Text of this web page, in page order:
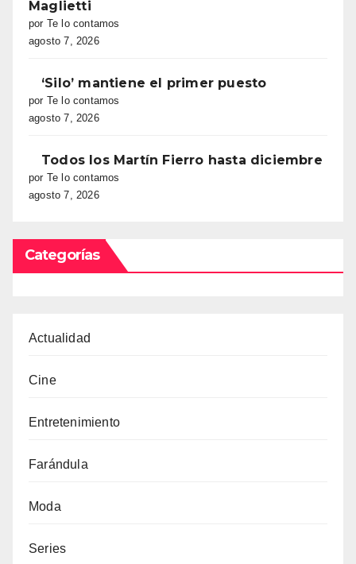
Maglietti
por Te lo contamos
agosto 7, 2026
‘Silo’ mantiene el primer puesto
por Te lo contamos
agosto 7, 2026
Todos los Martín Fierro hasta diciembre
por Te lo contamos
agosto 7, 2026
Categorías
Actualidad
Cine
Entretenimiento
Farándula
Moda
Series